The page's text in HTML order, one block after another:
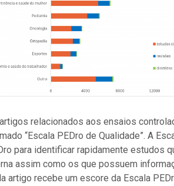
relacionados aos ensaios
“Escala PEDro de Qualidade”. A
para identificar rapidamente estudos
assim como os que possuem
artigo recebe um escore da Escala